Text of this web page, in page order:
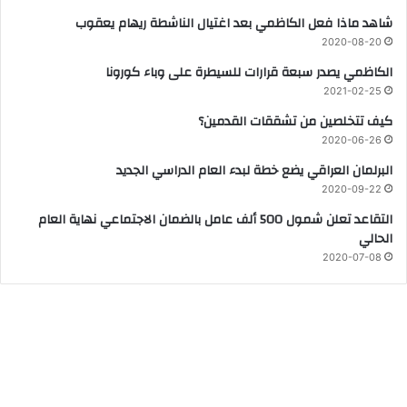
شاهد ماذا فعل الكاظمي بعد اغتيال الناشطة ريهام يعقوب
2020-08-20
الكاظمي يصدر سبعة قرارات للسيطرة على وباء كورونا
2021-02-25
كيف تتخلصين من تشققات القدمين؟
2020-06-26
البرلمان العراقي يضع خطة لبدء العام الدراسي الجديد
2020-09-22
التقاعد تعلن شمول 500 ألف عامل بالضمان الاجتماعي نهاية العام
الحالي
2020-07-08